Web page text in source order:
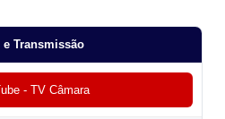
e Transmissão
- TV Câmara